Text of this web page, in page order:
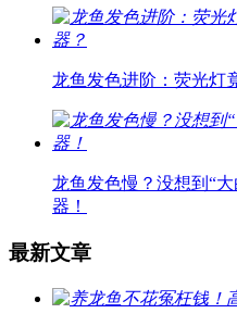
龙鱼发色进阶：荧光灯
龙鱼发色慢？没想到“
器！
最新文章